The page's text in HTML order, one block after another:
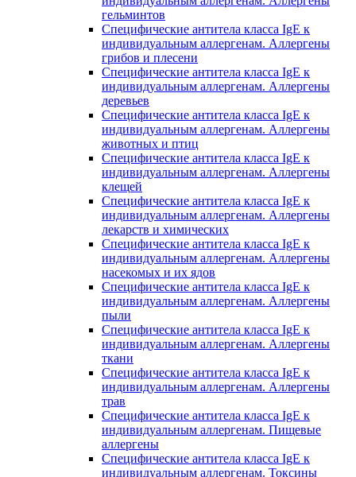
гельминтов
Специфические антитела класса IgE к
индивидуальным аллергенам. Аллергены
грибов и плесени
Специфические антитела класса IgE к
индивидуальным аллергенам. Аллергены
деревьев
Специфические антитела класса IgE к
индивидуальным аллергенам. Аллергены
животных и птиц
Специфические антитела класса IgE к
индивидуальным аллергенам. Аллергены
клещей
Специфические антитела класса IgE к
индивидуальным аллергенам. Аллергены
лекарств и химических
Специфические антитела класса IgE к
индивидуальным аллергенам. Аллергены
насекомых и их ядов
Специфические антитела класса IgE к
индивидуальным аллергенам. Аллергены
пыли
Специфические антитела класса IgE к
индивидуальным аллергенам. Аллергены
ткани
Специфические антитела класса IgE к
индивидуальным аллергенам. Аллергены
трав
Специфические антитела класса IgE к
индивидуальным аллергенам. Пищевые
аллергены
Специфические антитела класса IgE к
индивидуальным аллергенам. Токсины